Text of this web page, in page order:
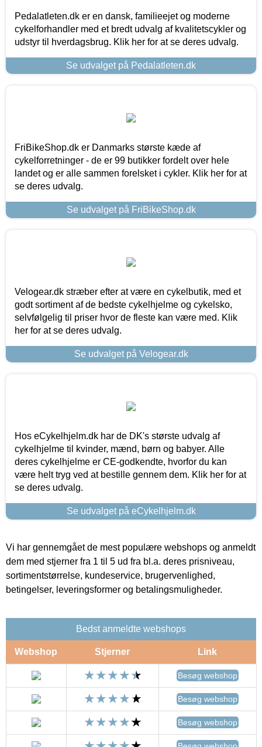
Pedalatleten.dk er en dansk, familieejet og moderne
cykelforhandler med et bredt udvalg af kvalitetscykler og
udstyr til hverdagsbrug. Klik her for at se deres udvalg.
Se udvalget på Pedalatleten.dk
FriBikeShop.dk er Danmarks største kæde af
cykelforretninger - de er 99 butikker fordelt over hele
landet og er alle sammen forelsket i cykler. Klik her for at
se deres udvalg.
Se udvalget på FriBikeShop.dk
Velogear.dk stræber efter at være en cykelbutik, med et
godt sortiment af de bedste cykelhjelme og cykelsko,
selvfølgelig til priser hvor de fleste kan være med. Klik
her for at se deres udvalg.
Se udvalget på Velogear.dk
Hos eCykelhjelm.dk har de DK's største udvalg af
cykelhjelme til kvinder, mænd, børn og babyer. Alle
deres cykelhjelme er CE-godkendte, hvorfor du kan
være helt tryg ved at bestille gennem dem. Klik her for at
se deres udvalg.
Se udvalget på eCykelhjelm.dk
Vi har gennemgået de mest populære webshops og anmeldt
dem med stjerner fra 1 til 5 ud fra bl.a. deres prisniveau,
sortimentstørrelse, kundeservice, brugervenlighed,
betingelser, leveringsformer og betalingsmuligheder.
Bedst anmeldte webshops
Webshop Stjerner Link
Besøg webshop
Besøg webshop
Besøg webshop